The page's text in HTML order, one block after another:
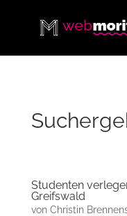
Studenten
Greifswald
von Christin